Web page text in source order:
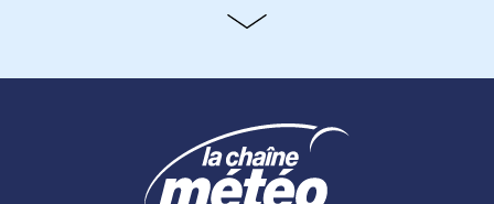
L'Argentine est un pays d'Amérique du Sud, partageant
est et à l'est, et l'océan Atlantique à l'est et à l'extrême
argent ». La capitale a pour nom Buenos Aires. Le pays
est indépendant depuis 1816 et le peso est la monnaie
qu'utilisent les 40 millions d'habitants qui peuplent le
pays, les Argentins.